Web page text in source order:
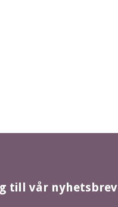
till vår nyhetsbrev